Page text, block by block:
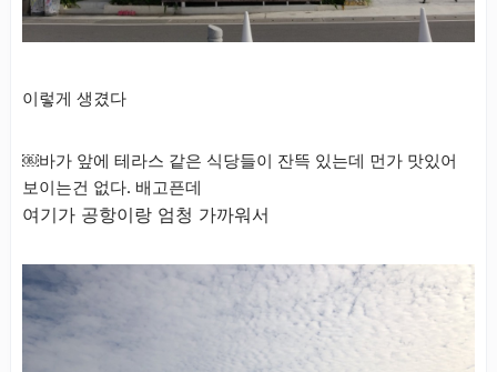
이렇게 생겼다
￼바가 앞에 테라스 같은 식당들이 잔뜩 있는데 먼가 맛있어
보이는건 없다. 배고픈데
여기가 공항이랑 엄청 가까워서